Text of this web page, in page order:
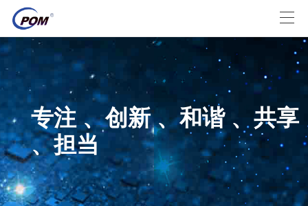
专注 、创新 、和谐 、共享
、担当